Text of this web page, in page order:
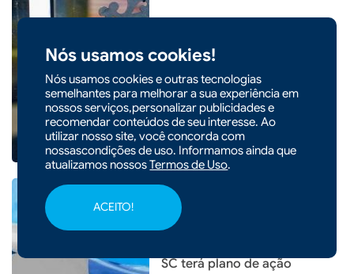
Nós usamos cookies!
Nós usamos cookies e outras tecnologias
semelhantes para melhorar a sua experiência em
nossos serviços,personalizar publicidades e
recomendar conteúdos de seu interesse. Ao
utilizar nosso site, você concorda com
nossascondições de uso. Informamos ainda que
atualizamos nossosTermos de Uso.
ACEITO!
Abertura de empresas cresce
Catarina
SC terá plano de ação